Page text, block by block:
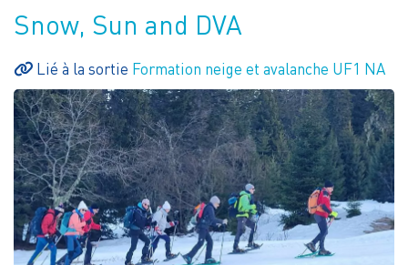
Snow, Sun and DVA
Lié à la sortie Formation neige et avalanche UF1 NA